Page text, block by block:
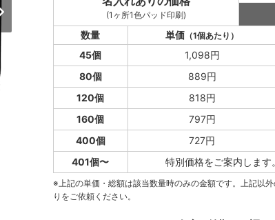
(1ヶ所1色パッド印刷)
数量
単価 （1個あたり）
45個 1,098円
80個
889円
120個
818円
160個
797円
400個
727円
401個〜
特別価格をご案内します。
※上記の単価・総額は該当数量時のみの金額です。上記以
りをご依頼ください。